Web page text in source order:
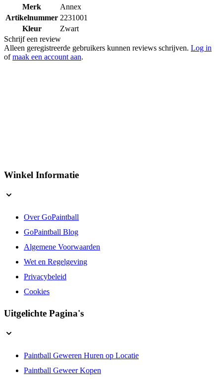
Merk
Annex
Artikelnummer 2231001
Kleur
Zwart
Schrijf een review
Alleen geregistreerde gebruikers kunnen reviews schrijven. Log in
ofmaak een account aan.
Winkel Informatie
Over GoPaintball
GoPaintball Blog
Algemene Voorwaarden
Wet en Regelgeving
Privacybeleid
Cookies
Uitgelichte Pagina's
Paintball Geweren Huren op Locatie
Paintball Geweer Kopen